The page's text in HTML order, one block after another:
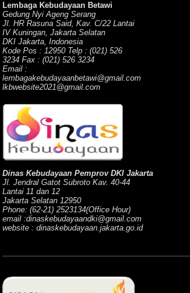
Lembaga Kebudayaan Betawi
Gedung Nyi Ageng Serang
Jl. HR Rasuna Said, Kav. C/22 Lantai
IV Kuningan, Jakarta Selatan
DKI Jakarta, Indonesia
Kode Pos : 12950 Telp : (021) 526
3234 Fax : (021) 526 3234
Email :
lembagakebudayaanbetawi@gmail.com
lkbwebsite2021@gmail.com
Dinas Kebudayaan Pemprov DKI Jakarta
Jl. Jendral Gatot Subroto Kav. 40-44
Lantai 11 dan 12
Jakarta Selatan 12950
Phone: (62-21) 2523134(Office Hour)
email :dinaskebudayaandki@gmail.com
website : dinaskebudayaan.jakarta.go.id